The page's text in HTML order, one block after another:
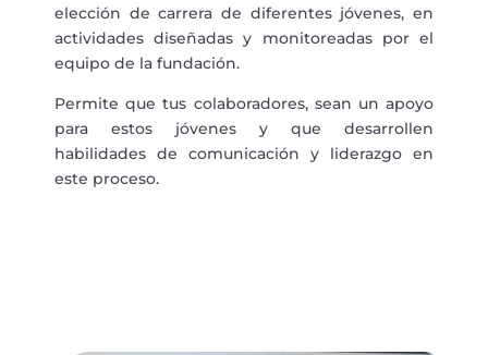
elección de carrera de diferentes jóvenes, en
actividades diseñadas y monitoreadas por el
equipo de la fundación.
Permite que tus colaboradores, sean un apoyo
para estos jóvenes y que desarrollen
habilidades de comunicación y liderazgo en
este proceso.